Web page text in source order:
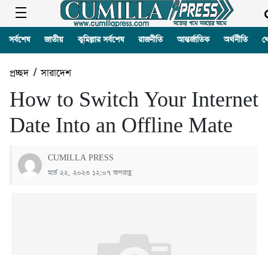
সর্বশেষ জাতীয় কুমিল্লার সর্বশেষ রাজনীতি আন্তর্জাতিক অর্থনীতি
প্রচ্ছদ/সারাদেশ
How to Switch Your Internet
Date Into an Offline Mate
CUMILLA PRESS
মার্চ ২২, ২০২৩ ১২:০৭ অপরাহ্ণ